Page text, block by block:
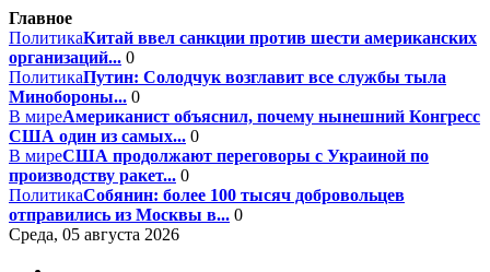
Главное
ПолитикаКитай ввел санкции против шести американских
организаций... 0
ПолитикаПутин: Солодчук возглавит все службы тыла
Минобороны... 0
В миреАмериканист объяснил, почему нынешний Конгресс
США один из самых... 0
В миреСША продолжают переговоры с Украиной по
производству ракет... 0
ПолитикаСобянин: более 100 тысяч добровольцев
отправились из Москвы в... 0
Среда, 05 августа 2026